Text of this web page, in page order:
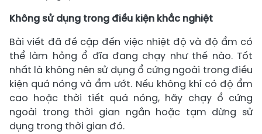
Không sử dụng trong điều kiện khắc nghiệt
Bài viết đã đề cập đến việc nhiệt độ và độ ẩm có
thể làm hỏng ổ đĩa đang chạy như thế nào. Tốt
nhất là không nên sử dụng ổ cứng ngoài trong điều
kiện quá nóng và ẩm ướt. Nếu không khí có độ ẩm
cao hoặc thời tiết quá nóng, hãy chạy ổ cứng
ngoài trong thời gian ngắn hoặc tạm dừng sử
dụng trong thời gian đó.